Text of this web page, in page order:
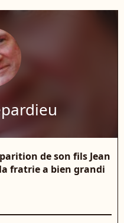
de son fils Jean
fratrie a bien grandi